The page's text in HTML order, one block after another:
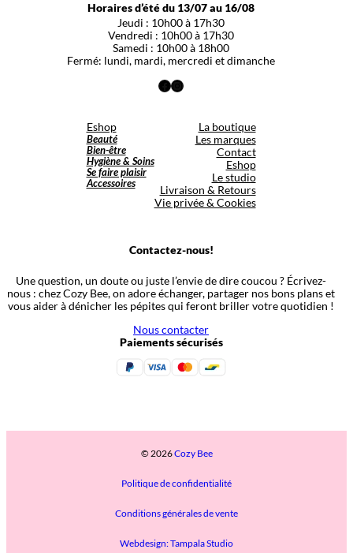
Horaires d’été du 13/07 au 16/08
Jeudi : 10h00 à 17h30
Vendredi : 10h00 à 17h30
Samedi : 10h00 à 18h00
Fermé: lundi, mardi, mercredi et dimanche
Facebook
Instagram
Eshop
Beauté
Bien-être
Hygiène & Soins
Se faire plaisir
Accessoires
La boutique
Les marques
Contact
Eshop
Le studio
Livraison & Retours
Vie privée & Cookies
Contactez-nous!
Une question, un doute ou juste l’envie de dire coucou ? Écrivez-
nous : chez Cozy Bee, on adore échanger, partager nos bons plans et
vous aider à dénicher les pépites qui feront briller votre quotidien !
Nous contacter
Paiements sécurisés
© 2026Cozy Bee
Politique de confidentialité
Conditions générales de vente
Webdesign: Tampala Studio